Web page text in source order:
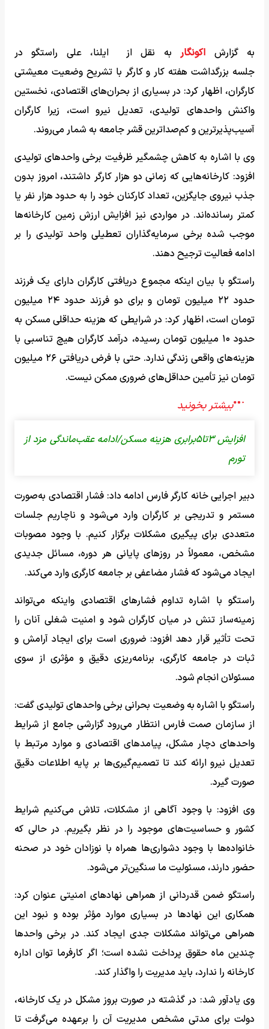
به گزارش اکونگاربه نقل از ایلنا، علی راستگو در
جلسه بزرگداشت هفته کار و کارگر با تشریح وضعیت معیشتی
کارگران، اظهار کرد: در بسیاری از بحران‌های اقتصادی، نخستین
واکنش واحدهای تولیدی، تعدیل نیرو است، زیرا کارگران
آسیب‌پذیرترین و کم‌صداترین قشر جامعه به شمار می‌روند.
وی با اشاره به کاهش چشمگیر ظرفیت برخی واحدهای تولیدی
افزود: کارخانه‌هایی که زمانی دو هزار کارگر داشتند، امروز بدون
جذب نیروی جایگزین، تعداد کارکنان خود را به حدود هزار نفر یا
کمتر رسانده‌اند. در مواردی نیز افزایش ارزش زمین کارخانه‌ها
موجب شده برخی سرمایه‌گذاران تعطیلی واحد تولیدی را بر
ادامه فعالیت ترجیح دهند.
راستگو با بیان اینکه مجموع دریافتی کارگران دارای یک فرزند
حدود ۲۲ میلیون تومان و برای دو فرزند حدود ۲۴ میلیون
تومان است، اظهار کرد: در شرایطی که هزینه حداقلی مسکن به
حدود ۱۰ میلیون تومان رسیده، درآمد کارگران هیچ تناسبی با
هزینه‌های واقعی زندگی ندارد. حتی با فرض دریافتی ۲۶ میلیون
تومان نیز تأمین حداقل‌های ضروری ممکن نیست.
افزایش ۳تا۵برابری هزینه مسکن/ادامه عقب‌ماندگی مزد از
تورم
دبیر اجرایی خانه کارگر فارس ادامه داد: فشار اقتصادی به‌صورت
مستمر و تدریجی بر کارگران وارد می‌شود و ناچاریم جلسات
متعددی برای پیگیری مشکلات برگزار کنیم. با وجود مصوبات
مشخص، معمولاً در روزهای پایانی هر دوره، مسائل جدیدی
ایجاد می‌شود که فشار مضاعفی بر جامعه کارگری وارد می‌کند.
راستگو با اشاره تداوم فشارهای اقتصادی واینکه می‌تواند
زمینه‌ساز تنش در میان کارگران شود و امنیت شغلی آنان را
تحت تأثیر قرار دهد افزود: ضروری است برای ایجاد آرامش و
ثبات در جامعه کارگری، برنامه‌ریزی دقیق و مؤثری از سوی
مسئولان انجام شود.
راستگو با اشاره به وضعیت بحرانی برخی واحدهای تولیدی گفت:
از سازمان صمت فارس انتظار می‌رود گزارشی جامع از شرایط
واحدهای دچار مشکل، پیامدهای اقتصادی و موارد مرتبط با
تعدیل نیرو ارائه کند تا تصمیم‌گیری‌ها بر پایه اطلاعات دقیق
صورت گیرد.
وی افزود: با وجود آگاهی از مشکلات، تلاش می‌کنیم شرایط
کشور و حساسیت‌های موجود را در نظر بگیریم. در حالی که
خانواده‌ها با وجود دشواری‌ها همراه با نوزادان خود در صحنه
حضور دارند، مسئولیت ما سنگین‌تر می‌شود.
راستگو ضمن قدردانی از همراهی نهادهای امنیتی عنوان کرد:
همکاری این نهادها در بسیاری موارد مؤثر بوده و نبود این
همراهی می‌تواند مشکلات جدی ایجاد کند. در برخی واحدها
چندین ماه حقوق پرداخت نشده است؛ اگر کارفرما توان اداره
کارخانه را ندارد، باید مدیریت را واگذار کند.
وی یادآور شد: در گذشته در صورت بروز مشکل در یک کارخانه،
دولت برای مدتی مشخص مدیریت آن را برعهده می‌گرفت تا